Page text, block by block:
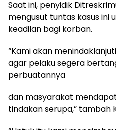
Saat ini, penyidik
mengusut tuntas kasus ini
keadilan bagi korban.
“Kami akan
agar pelaku segera
perbuatannya
dan masyarakat
tindakan serupa,” tambah